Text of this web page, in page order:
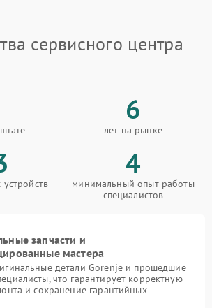
сервисного центра
6
лет на рынке
4
минимальный опыт работы
специалистов
запчасти и
мастера
детали Gorenje и прошедшие
что гарантирует корректную
и сохранение гарантийных